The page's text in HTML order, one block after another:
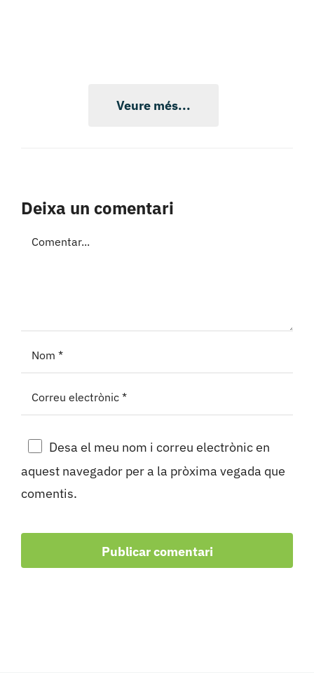
Veure més...
Deixa un comentari
Comment
Desa el meu nom i correu electrònic en
aquest navegador per a la pròxima vegada que
comentis.